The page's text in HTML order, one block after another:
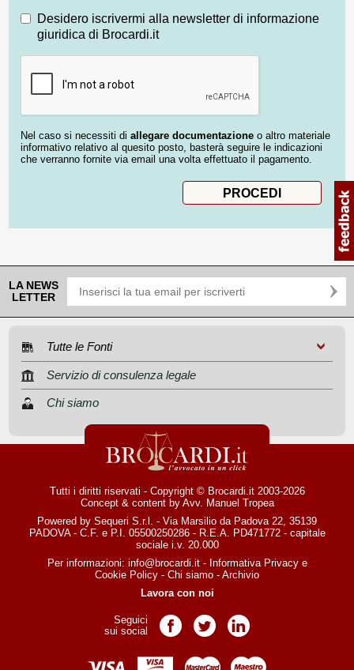
Desidero iscrivermi alla newsletter di informazione
giuridica di Brocardi.it
Nel caso si necessiti di allegare documentazione o altro materiale
informativo relativo al quesito posto, basterà seguire le indicazioni
che verranno fornite via email una volta effettuato il pagamento.
LA NEWS
LETTER
Tutte le Fonti
Servizio di consulenza legale
Chi siamo
Tutti i diritti riservati - Copyright © Brocardi.it 2003-2026
Concept & content by Avv. Manuel Tropea
Powered by Sequeri S.r.l. - Via Marsilio da Padova 22, 35139
PADOVA - C.F. e P.I. 05500250286 - R.E.A. PD471772 - capitale
sociale i.v. 20.000
Per informazioni: info@brocardi.it- Informativa Privacye
Cookie Policy - Chi siamo - Archivio
Lavora con noi
Seguici
sui social
Pagina Facebook
Pagina TwitterPagina LinkedIn